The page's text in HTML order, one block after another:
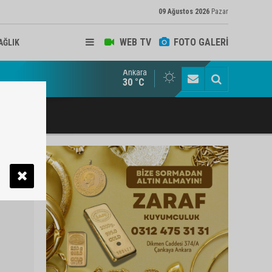
09 Ağustos 2026 Pazar
WEB TV FOTO GALERİ
ve Arabulucu Rüstem Yiğit Ahizer'e ziyaretçi akını
Ankara
30 °C